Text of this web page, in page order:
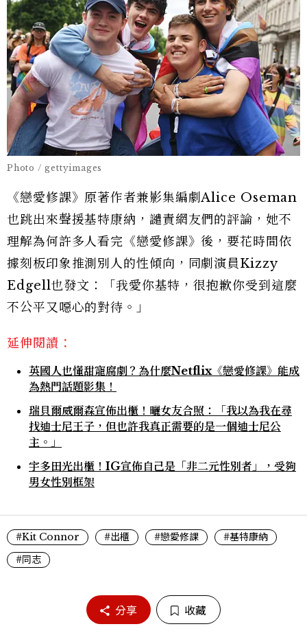
Photo / gettyimages
《戀愛修課》原著作者兼影集編劇Alice Oseman
也跳出來聲援基特康納，譴責網友們的評論，她不
理解為何許多人看完《戀愛修課》後，要花時間依
據刻板印象推測別人的性傾向，同劇演員Kizzy
Edgell也發文：「我愛你基特，很抱歉你受到這麼
不公平又噁心的對待。」
延伸閱讀：
英國人也懂甜寵腐劇？為什麼Netflix《戀愛修課》能成
為熱門話題影集！
瑞貝爾威爾森宣佈出櫃！曬女友合照：「我以為我在尋
找迪士尼王子，但也許我真正需要的是一個迪士尼公
主。」
宇多田光出櫃！IG宣佈自己是「非二元性別者」，受夠
男女性別框架
#Kit Connor #出櫃 #戀愛修課
#基特康納
#同志
分享 收藏